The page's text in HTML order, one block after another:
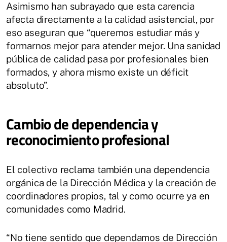
Asimismo han subrayado que esta carencia
afecta directamente a la calidad asistencial, por
eso aseguran que “queremos estudiar más y
formarnos mejor para atender mejor. Una sanidad
pública de calidad pasa por profesionales bien
formados, y ahora mismo existe un déficit
absoluto”.
Cambio de dependencia y
reconocimiento profesional
El colectivo reclama también una dependencia
orgánica de la Dirección Médica y la creación de
coordinadores propios, tal y como ocurre ya en
comunidades como Madrid.
“No tiene sentido que dependamos de Dirección